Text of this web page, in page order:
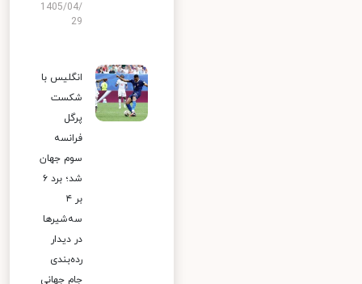
1405/04/
29
انگلیس با
شکست
پرگل
فرانسه
سوم جهان
شد؛ برد ۶
بر ۴
سه‌شیرها
در دیدار
رده‌بندی
جام جهانی